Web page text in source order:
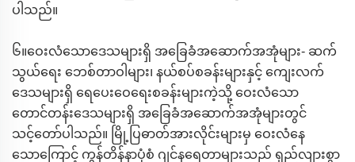
ပါသည်။
၆။ဝေးလံသောဒေသများရှိ အခြေခံအဆောက်အအုံများ- ဆက်
သွယ်ရေး ဘေစ်တာဝါများ၊ နယ်စပ်စခန်းများနှင့် ကျေးလက်
ဒေသများရှိ ရေပေးဝေရေးစခန်းများကဲ့သို့ ဝေးလံသော
တောင်တန်းဒေသများရှိ အခြေခံအဆောက်အအုံများတွင်
သင့်တော်ပါသည်။ မြို့ပြဓာတ်အားလိုင်းများမှ ဝေးလံနေ
သောကြောင့် ကွန်တိန်နာပုံစံ ဂျင်နရေတာများသည် ရှည်လျားစွာ